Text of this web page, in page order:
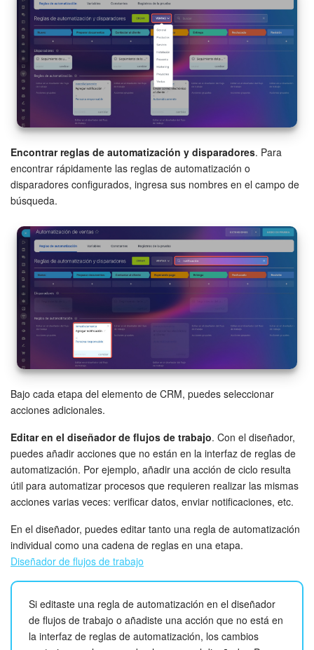
Bitrix24 Messenger
Preguntas generales
Actualización de los artículos (archivo)
EMPEZAR GRATIS
INICIAR SESIÓN
Encontrar reglas de automatización y disparadores. Para
encontrar rápidamente las reglas de automatización o
disparadores configurados, ingresa sus nombres en el campo de
búsqueda.
Bajo cada etapa del elemento de CRM, puedes seleccionar
acciones adicionales.
Editar en el diseñador de flujos de trabajo. Con el diseñador,
puedes añadir acciones que no están en la interfaz de reglas de
automatización. Por ejemplo, añadir una acción de ciclo resulta
útil para automatizar procesos que requieren realizar las mismas
acciones varias veces: verificar datos, enviar notificaciones, etc.
En el diseñador, puedes editar tanto una regla de automatización
individual como una cadena de reglas en una etapa.
Diseñador de flujos de trabajo
Si editaste una regla de automatización en el diseñador
de flujos de trabajo o añadiste una acción que no está en
la interfaz de reglas de automatización, los cambios